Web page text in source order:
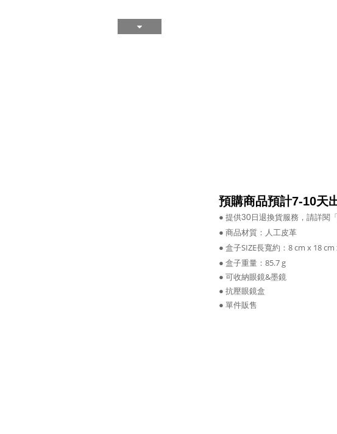
預購商品預計7-10天
● 提供30日退換貨服務，請詳閱「
● 商品材質：人工皮革
● 盒子SIZE長寬約：8 cm x 18 cm
● 盒子重量：85.7 g
● 可收納眼鏡&墨鏡
● 抗壓眼鏡盒
● 單件販售